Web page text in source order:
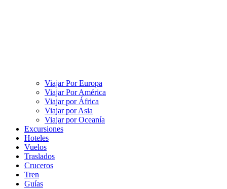
Viajar Por Europa
Viajar Por América
Viajar por África
Viajar por Asia
Viajar por Oceanía
Excursiones
Hoteles
Vuelos
Traslados
Cruceros
Tren
Guías